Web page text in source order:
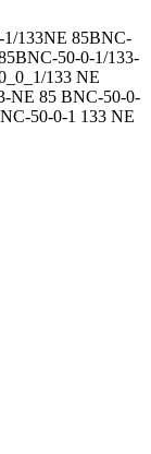
133NE 85BNC-
50-0-1/133-
133 NE
NE 85 BNC-50-0-
50-0-1 133 NE